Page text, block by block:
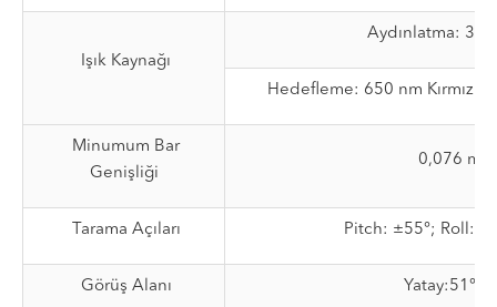
Işık Kaynağı
Aydınlatma:
Hedefleme: 650 nm Kırmızı
Minumum Bar
Genişliği
0,076
Tarama Açıları Pitch: ±55°; Roll:
Görüş Alanı Yatay:51°,